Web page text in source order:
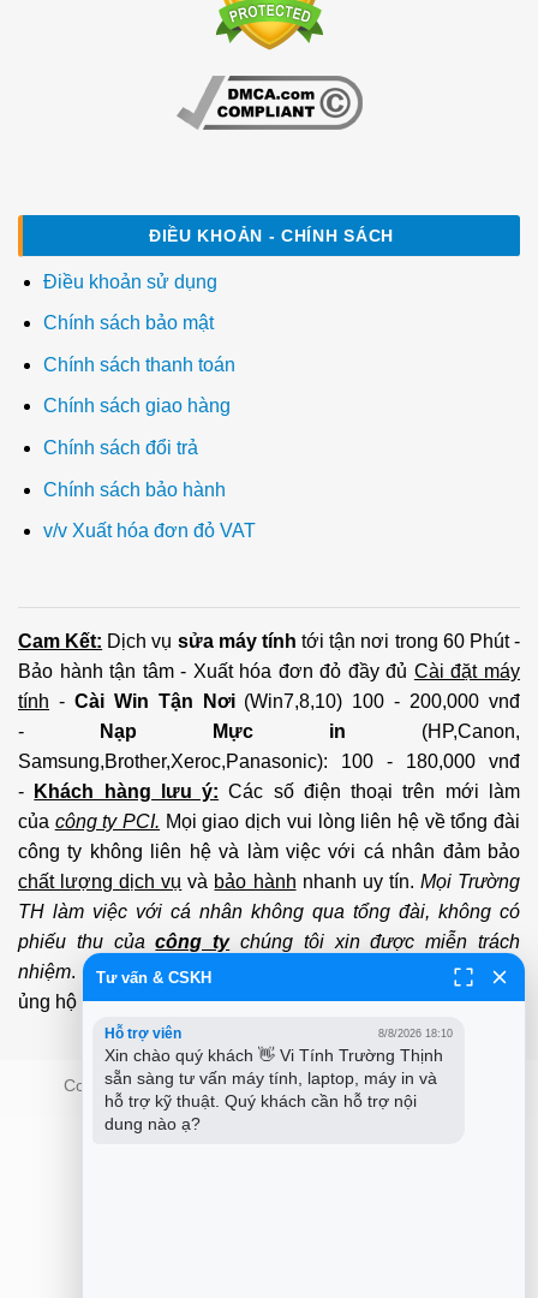
ĐIỀU KHOẢN - CHÍNH SÁCH
Điều khoản sử dụng
Chính sách bảo mật
Chính sách thanh toán
Chính sách giao hàng
Chính sách đổi trả
Chính sách bảo hành
v/v Xuất hóa đơn đỏ VAT
Cam Kết: Dịch vụ sửa máy tính tới tận nơi trong 60 Phút -
Bảo hành tận tâm - Xuất hóa đơn đỏ đầy đủ Cài đặt máy
tính - Cài Win Tận Nơi(Win7,8,10) 100 - 200,000 vnđ
-
Nạp Mực in
(HP,Canon,
Samsung,Brother,Xeroc,Panasonic): 100 - 180,000 vnđ
-
Khách hàng lưu ý: Các số điện thoại trên mới làm
của công ty PCI. Mọi giao dịch vui lòng liên hệ về tổng đài
công ty không liên hệ và làm việc với cá nhân đảm bảo
chất lượng dịch vụ và bảo hành nhanh uy tín. Mọi Trường
TH làm việc với cá nhân không qua tổng đài, không có
phiếu thu củacông tychúng tôi xin được miễn trách
nhiệm. Trân trọng cảm ơn quý Kh đã và đang tin tưởng
ủng hộ PCIchúng tôi.
Copyright 2026 ©PCI Co.,ltd - Trường Thịnh Group
Tư vấn & CSKH
Hỗ trợ viên 8/8/2026 18:10
Xin chào quý khách 👋 Vi Tính Trường Thịnh
sẵn sàng tư vấn máy tính, laptop, máy in và
hỗ trợ kỹ thuật. Quý khách cần hỗ trợ nội
dung nào ạ?